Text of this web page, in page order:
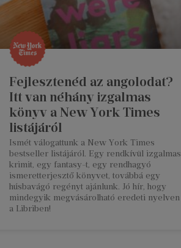
Fejlesztenéd az angolodat?
Itt van néhány izgalmas
könyv a New York Times
listájáról
Ismét válogattunk a New York Times
bestseller listájáról. Egy rendkívül izgalmas
krimit, egy fantasy-t, egy rendhagyó
ismeretterjesztő könyvet, továbbá egy
húsbavágó regényt ajánlunk. Jó hír, hogy
mindegyik megvásárolható eredeti nyelven
a Libriben!